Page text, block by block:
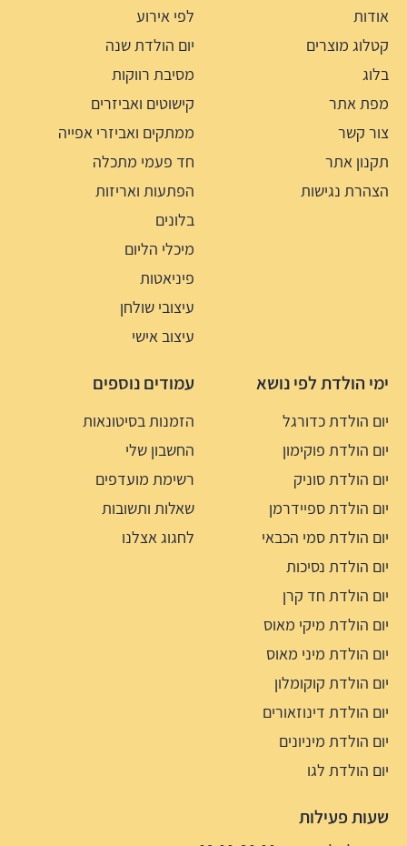
אודות
קטלוג מוצרים
בלוג
מפת אתר
צור קשר
תקנון אתר
הצהרת נגישות
לפי אירוע
יום הולדת שנה
מסיבת רווקות
קישוטים ואביזרים
ממתקים ואביזרי אפייה
חד פעמי מתכלה
הפתעות ואריזות
בלונים
מיכלי הליום
פיניאטות
עיצובי שולחן
עיצוב אישי
ימי הולדת לפי נושא
יום הולדת כדורגל
יום הולדת פוקימון
יום הולדת סוניק
יום הולדת ספיידרמן
יום הולדת סמי הכבאי
יום הולדת נסיכות
יום הולדת חד קרן
יום הולדת מיקי מאוס
יום הולדת מיני מאוס
יום הולדת קוקומלון
יום הולדת דינוזאורים
יום הולדת מיניונים
יום הולדת לגו
עמודים נוספים
הזמנות בסיטונאות
החשבון שלי
רשימת מועדפים
שאלות ותשובות
לחגוג אצלנו
שעות פעילות